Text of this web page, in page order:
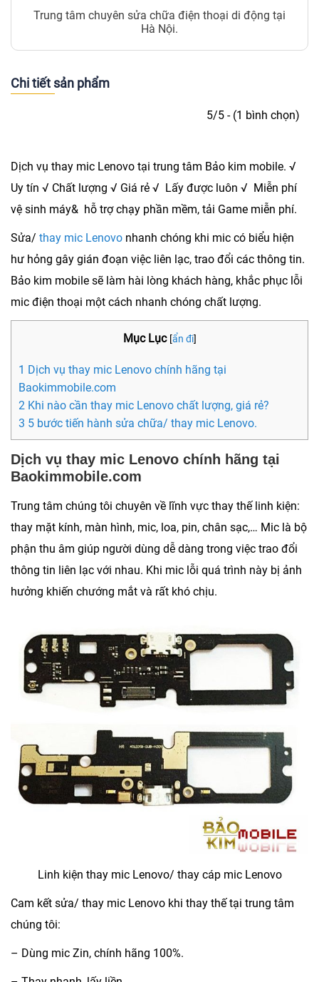
Trung tâm chuyên sửa chữa điện thoại di động tại
Hà Nội.
Chi tiết sản phẩm
5/5 - (1 bình chọn)
Dịch vụ thay mic Lenovo tại trung tâm Bảo kim mobile. √
Uy tín √ Chất lượng √ Giá rẻ √ Lấy được luôn √ Miễn phí
vệ sinh máy& hỗ trợ chạy phần mềm, tải Game miễn phí.
Sửa/ thay mic Lenovo nhanh chóng khi mic có biểu hiện
hư hỏng gây gián đoạn việc liên lạc, trao đổi các thông tin.
Bảo kim mobile sẽ làm hài lòng khách hàng, khắc phục lỗi
mic điện thoại một cách nhanh chóng chất lượng.
Mục Lục [ẩn đi]
1 Dịch vụ thay mic Lenovo chính hãng tại
Baokimmobile.com
2 Khi nào cần thay mic Lenovo chất lượng, giá rẻ?
3 5 bước tiến hành sửa chữa/ thay mic Lenovo.
Dịch vụ thay mic Lenovo chính hãng tại
Baokimmobile.com
Trung tâm chúng tôi chuyên về lĩnh vực thay thế linh kiện:
thay mặt kính, màn hình, mic, loa, pin, chân sạc,… Mic là bộ
phận thu âm giúp người dùng dễ dàng trong việc trao đổi
thông tin liên lạc với nhau. Khi mic lỗi quá trình này bị ảnh
hưởng khiến chướng mắt và rất khó chịu.
Linh kiện thay mic Lenovo/ thay cáp mic Lenovo
Cam kết sửa/ thay mic Lenovo khi thay thế tại trung tâm
chúng tôi:
– Dùng mic Zin, chính hãng 100%.